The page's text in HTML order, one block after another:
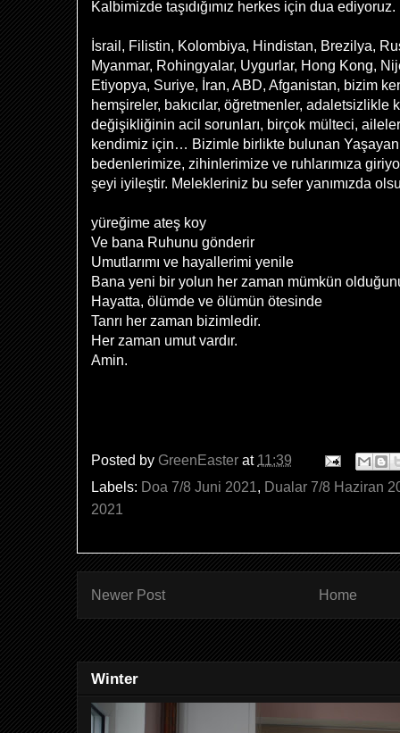
Kalbimizde taşıdığımız herkes için dua ediyoruz.
İsrail, Filistin, Kolombiya, Hindistan, Brezilya,
Myanmar, Rohingyalar, Uygurlar, Hong Kong,
Etiyopya, Suriye, İran, ABD, Afganistan, bizim
hemşireler, bakıcılar, öğretmenler, adaletsizlikle
değişikliğinin acil sorunları, birçok mülteci,
kendimiz için… Bizimle birlikte bulunan Yaşayan
bedenlerimize, zihinlerimize ve ruhlarımıza
şeyi iyileştir. Melekleriniz bu sefer yanımızda
yüreğime ateş koy
Ve bana Ruhunu gönderir
Umutlarımı ve hayallerimi yenile
Bana yeni bir yolun her zaman mümkün
Hayatta, ölümde ve ölümün ötesinde
Tanrı her zaman bizimledir.
Her zaman umut vardır.
Amin.
Posted by GreenEaster at 11:39
Labels: Doa 7/8 Juni 2021, Dualar 7/8 Haziran
2021
Newer Post Home
Winter